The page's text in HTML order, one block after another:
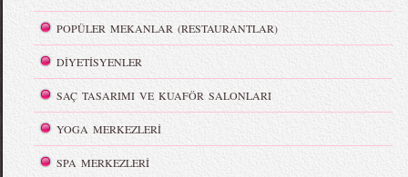
POPÜLER MEKANLAR (RESTAURANTLAR)
DİYETİSYENLER
SAÇ TASARIMI VE KUAFÖR SALONLARI
YOGA MERKEZLERİ
SPA MERKEZLERİ